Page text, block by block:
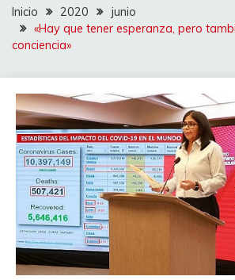
Inicio 2020
junio
«Hay que tener esperanza, pero
conciencia»